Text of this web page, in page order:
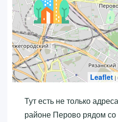
Leaflet|
Тут есть не только
районе Перово рядом со